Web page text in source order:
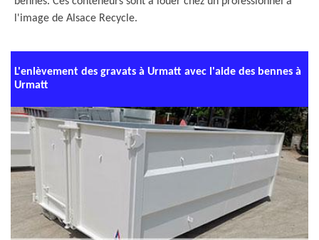
l'image de Alsace Recycle.
L'enlèvement des gravats à Urmatt avec l'aide des bennes à
Urmatt